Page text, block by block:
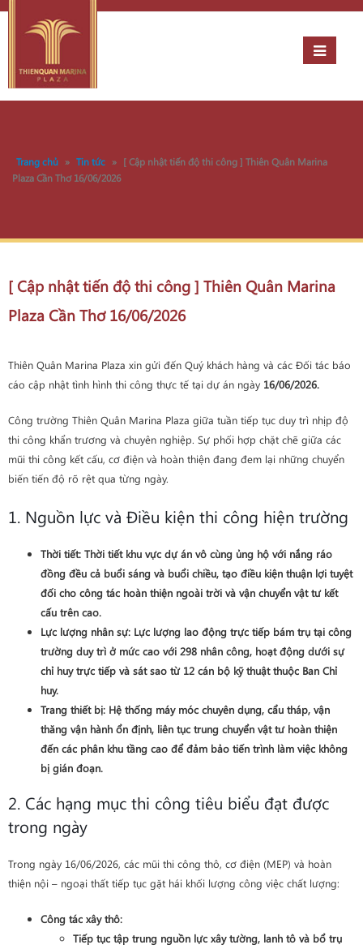
Trang chủ » Tin tức » [ Cập nhật tiến độ thi công ] Thiên Quân Marina
Plaza Cần Thơ 16/06/2026
[ Cập nhật tiến độ thi công ] Thiên Quân Marina
Plaza Cần Thơ 16/06/2026
Thiên Quân Marina Plaza xin gửi đến Quý khách hàng và các Đối tác báo
cáo cập nhật tình hình thi công thực tế tại dự án ngày 16/06/2026.
Công trường Thiên Quân Marina Plaza giữa tuần tiếp tục duy trì nhịp độ
thi công khẩn trương và chuyên nghiệp. Sự phối hợp chặt chẽ giữa các
mũi thi công kết cấu, cơ điện và hoàn thiện đang đem lại những chuyển
biến tiến độ rõ rệt qua từng ngày.
1. Nguồn lực và Điều kiện thi công hiện trường
Thời tiết: Thời tiết khu vực dự án vô cùng ủng hộ với nắng ráo
đồng đều cả buổi sáng và buổi chiều, tạo điều kiện thuận lợi tuyệt
đối cho công tác hoàn thiện ngoài trời và vận chuyển vật tư kết
cấu trên cao.
Lực lượng nhân sự: Lực lượng lao động trực tiếp bám trụ tại công
trường duy trì ở mức cao với 298 nhân công, hoạt động dưới sự
chỉ huy trực tiếp và sát sao từ 12 cán bộ kỹ thuật thuộc Ban Chỉ
huy.
Trang thiết bị: Hệ thống máy móc chuyên dụng, cẩu tháp, vận
thăng vận hành ổn định, liên tục trung chuyển vật tư hoàn thiện
đến các phân khu tầng cao để đảm bảo tiến trình làm việc không
bị gián đoạn.
2. Các hạng mục thi công tiêu biểu đạt được
trong ngày
Trong ngày 16/06/2026, các mũi thi công thô, cơ điện (MEP) và hoàn
thiện nội – ngoại thất tiếp tục gặt hái khối lượng công việc chất lượng:
Công tác xây thô:
Tiếp tục tập trung nguồn lực xây tường, lanh tô và bổ trụ